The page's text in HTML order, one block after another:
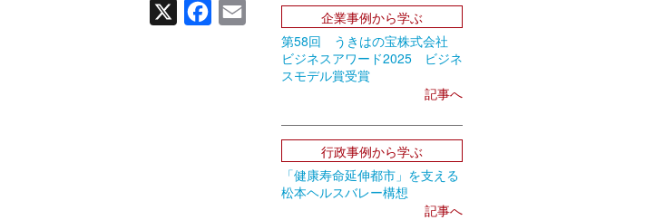
FacebookEmail
企業事例から学ぶ
第58回 うきはの宝株式会社
ビジネスアワード2025 ビジネ
スモデル賞受賞
記事へ
行政事例から学ぶ
「健康寿命延伸都市」を支える
松本ヘルスバレー構想
記事へ